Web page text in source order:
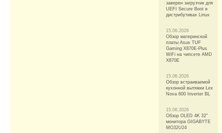
заверен загрузчик для
UEFI Secure Boot в
дистрибутивах Linux
15.06.2026
Обзор материнской
платы Asus TUF
Gaming X870E-Plus
WiFi на чипсете AMD
X870E
15.06.2026
Обзор встраиваемой
кухонной вытяжки Lex
Nova 600 Inverter BL
15.06.2026
Обзор OLED 4K 32"
монитора GIGABYTE
MO32U24